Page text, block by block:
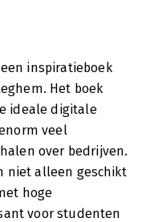
inspiratieboek
Het boek
ideale digitale
veel
over bedrijven.
niet alleen geschikt
hoge
voor studenten